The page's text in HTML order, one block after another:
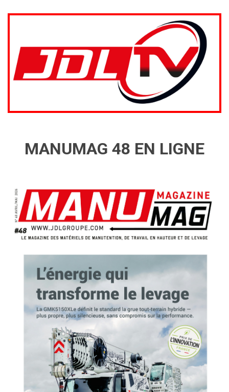
MANUMAG 48 EN LIGNE